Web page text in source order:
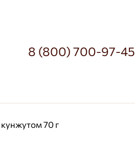
8 (800) 700-97-45
70 г